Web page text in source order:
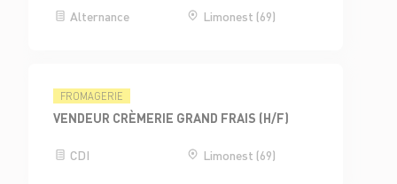
Alternance Limonest (69)
FROMAGERIE
VENDEUR CRÈMERIE GRAND FRAIS (H/F)
CDI Limonest (69)